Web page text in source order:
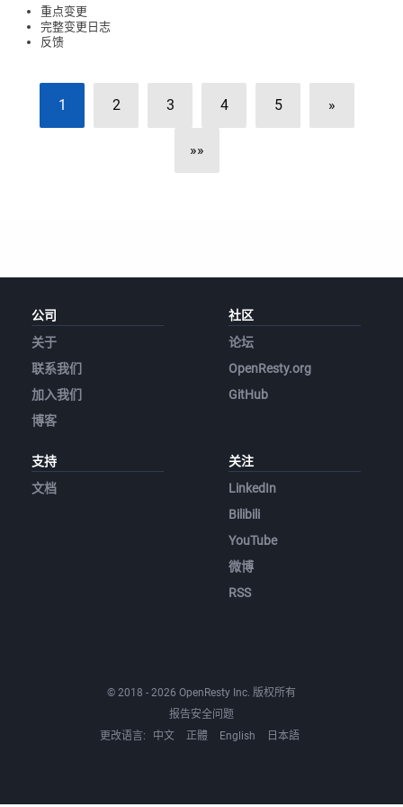
重点变更
完整变更日志
反馈
1 2 3 4 5 »
»»
公司
关于
联系我们
加入我们
博客
社区
论坛
OpenResty.org
GitHub
支持
文档
关注
LinkedIn
Bilibili
YouTube
微博
RSS
© 2018 - 2026 OpenResty Inc. 版权所有
报告安全问题
更改语言:
中文 正體 English 日本語